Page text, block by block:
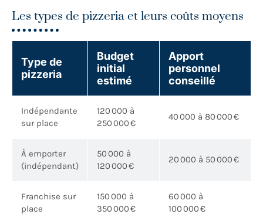
Les types de pizzeria et leurs coûts moyens
Type de
pizzeria
Budget
initial
estimé
Apport
personnel
conseillé
Indépendante
sur place
120 000 à
250 000 €
40 000 à 80 000 €
À emporter
(indépendant)
50 000 à
120 000 €
20 000 à 50 000 €
Franchise sur
place
150 000 à
350 000 €
60 000 à
100 000 €